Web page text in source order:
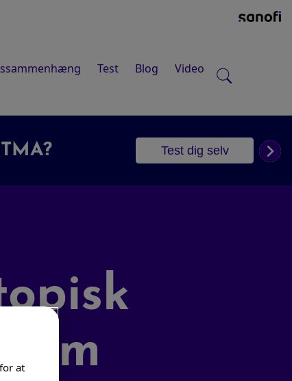
Test Blog Video
EKSEM? Test dig selv
at